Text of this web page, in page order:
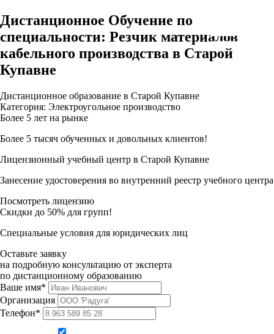
Дистанционное Обучение по
специальности: Резчик материалов
кабельного производства в Старой
Купавне
Дистанционное образование в Старой Купавне
Категория: Электроугольное производство
Более 5 лет на рынке
Более 5 тысяч обученных и довольных клиентов!
Лицензионный учебный центр в Старой Купавне
Занесение удостоверения во внутренний реестр учебного центра
Посмотреть лицензию
Скидки до 50% для групп!
Специальные условия для юридических лиц
Оставьте заявку
на подробную консультацию от эксперта
по дистанционному образованию
Ваше имя*
Организация
Телефон*